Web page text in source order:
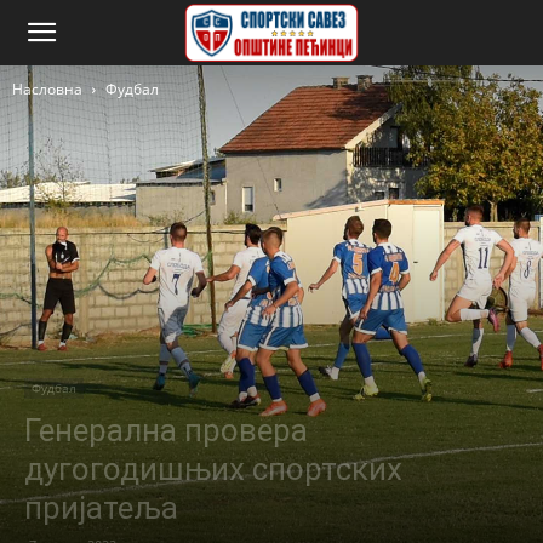
Насловна Фудбал
Фудбал
Генерална провера
дугогодишњих спортских
пријатеља